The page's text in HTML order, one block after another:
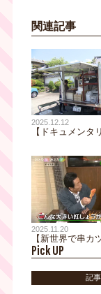
関連記事
2025.12.12
【ドキュメンタ
を支え合い、困
る夫婦の姿とは？
2025.11.20
【新世界で串カ
もとの名店！三
ゆずるが驚いた
と味わいの紅し
は！？｜おとな
Pick UP
記事